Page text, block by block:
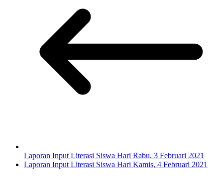
Laporan Input Literasi Siswa Hari Rabu, 3 Februari 2021
Laporan Input Literasi Siswa Hari Kamis, 4 Februari 2021